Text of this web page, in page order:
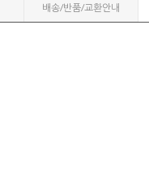
배송/반품/교환안내